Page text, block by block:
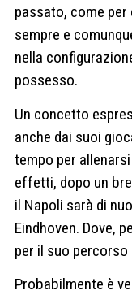
passato, come per
sempre e
nella
possesso.
Un concetto
anche dai suoi
tempo per allenarsi
effetti, dopo un
il Napoli sarà di
Eindhoven. Dove,
per il suo percorso
Probabilmente è